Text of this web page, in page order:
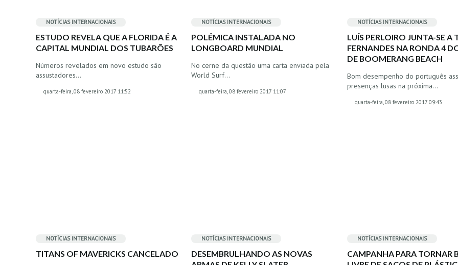
NOTÍCIAS INTERNACIONAIS
ESTUDO REVELA QUE A FLORIDA É A
CAPITAL MUNDIAL DOS TUBARÕES
Números revelados em novo estudo são
assustadores…
quarta-feira, 08 fevereiro 2017 11:52
NOTÍCIAS INTERNACIONAIS
POLÉMICA INSTALADA NO
LONGBOARD MUNDIAL
No cerne da questão uma carta enviada pela
World Surf…
quarta-feira, 08 fevereiro 2017 11:07
NOTÍCIAS INTERNACIONAIS
LUÍS PERLOIRO JUNTA-SE A
FERNANDES NA RONDA 4
DE BOOMERANG BEACH
Bom desempenho do português
presenças lusas na próxima…
quarta-feira, 08 fevereiro 2017 09:43
NOTÍCIAS INTERNACIONAIS
TITANS OF MAVERICKS CANCELADO
NOTÍCIAS INTERNACIONAIS
DESEMBRULHANDO AS NOVAS
NOTÍCIAS INTERNACIONAIS
CAMPANHA PARA TORNAR